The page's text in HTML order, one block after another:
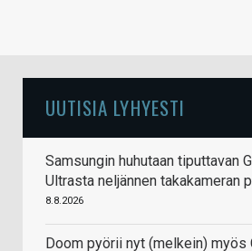
UUTISIA LYHYESTI
Samsungin huhutaan tiputtavan
Ultrasta neljännen takakameran
8.8.2026
Doom pyörii nyt (melkein) myös